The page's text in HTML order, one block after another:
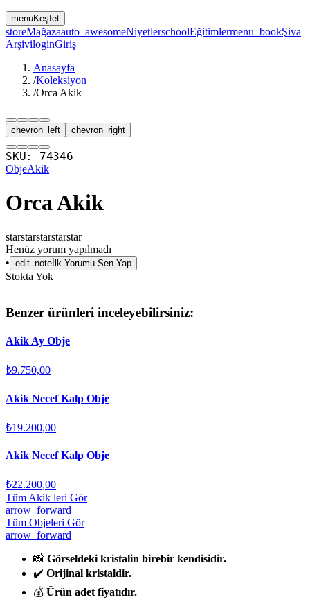
menuKeşfet
storeMağazaauto_awesomeNiyetlerschoolEğitimlermenu_bookŞiva
ArşiviloginGiriş
Anasayfa
/Koleksiyon
/Orca Akik
chevron_left chevron_right
SKU: 74346
ObjeAkik
Orca Akik
starstarstarstarstar
Henüz yorum yapılmadı
• edit_note İlk Yorumu Sen Yap
Stokta Yok
Benzer ürünleri inceleyebilirsiniz:
Akik Ay Obje
₺9.750,00
Akik Necef Kalp Obje
₺19.200,00
Akik Necef Kalp Obje
₺22.200,00
Tüm Akik leri Gör
arrow_forward
Tüm Objeleri Gör
arrow_forward
📸 Görseldeki kristalin birebir kendisidir.
✔️ Orijinal kristaldir.
💰 Ürün adet fiyatıdır.